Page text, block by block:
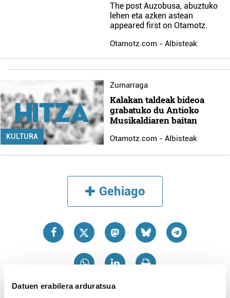
Datuen erabilera arduratsua
The post Auzobusa, abuztuko
lehen eta azken astean
appeared first on Otamotz.
Otamotz.com - Albisteak
KULTURA
Zumarraga
Kalakan taldeak bideoa
grabatuko du Antioko
Musikaldiaren baitan
Otamotz.com - Albisteak
Gehiago